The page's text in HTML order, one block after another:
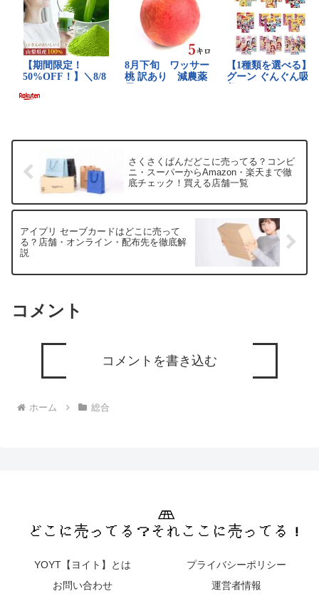
さくさくぱんだどこに売ってる？コンビ
ニ・スーパーからAmazon・楽天まで徹
底チェック！買える店舗一覧
アイプリ セーブカードはどこに売って
る？店舗・オンライン・配布先を徹底解
説
コメント
コメントを書き込む
ホーム 総合
YOYT【ヨイト】とは
プライバシーポリシー
お問い合わせ
運営者情報